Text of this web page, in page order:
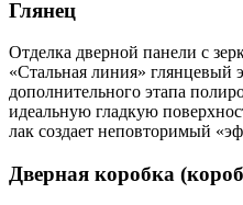
Глянец
Отделка дверной панели с
«Стальная линия» глянцевый
дополнительного этапа
идеальную гладкую
лак создает неповторимый
Дверная коробка